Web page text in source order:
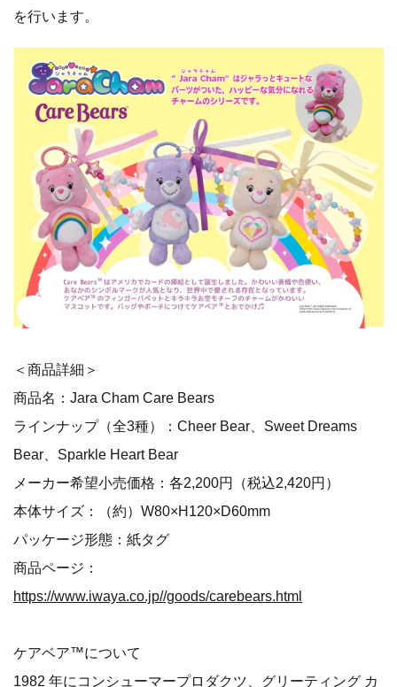
を行います。
＜商品詳細＞
商品名：Jara Cham Care Bears
ラインナップ（全3種）：Cheer Bear、Sweet Dreams
Bear、Sparkle Heart Bear
メーカー希望小売価格：各2,200円（税込2,420円）
本体サイズ：（約）W80×H120×D60mm
パッケージ形態：紙タグ
商品ページ：
https://www.iwaya.co.jp//goods/carebears.html
ケアベア™について
1982 年にコンシューマープロダクツ、グリーティング カ